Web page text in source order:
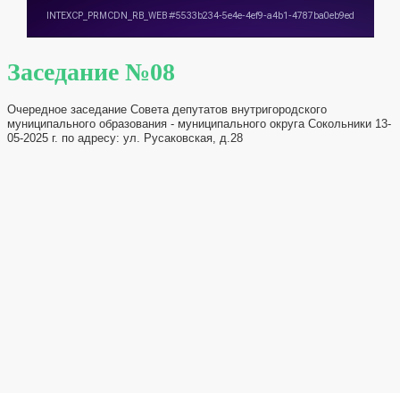
Заседание №08
Очередное заседание Совета депутатов внутригородского
муниципального образования - муниципального округа Сокольники 13-
05-2025 г. по адресу: ул. Русаковская, д.28